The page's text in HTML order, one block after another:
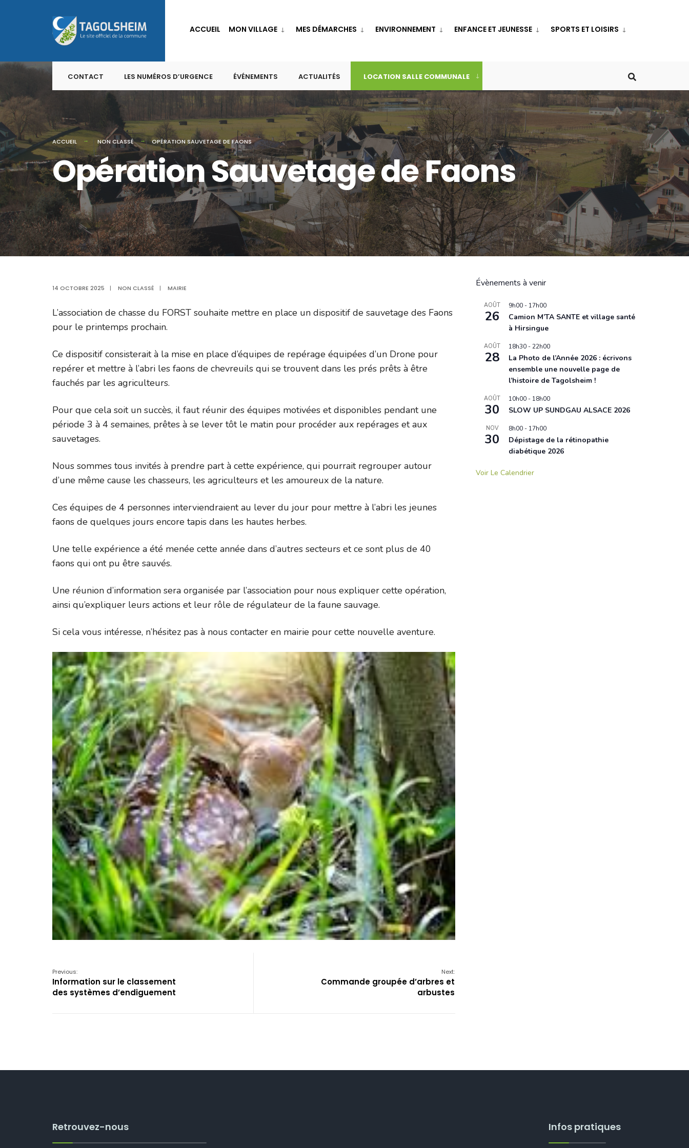
to
content
ACCUEIL MON VILLAGE MES DÉMARCHES ENVIRONNEMENT ENFANCE ET JEUNESSE SPORTS ET LOISIRS
CONTACT LES NUMÉROS D’URGENCE ÉVÉNEMENTS ACTUALITÉS LOCATION SALLE COMMUNALE
ACCUEIL NON CLASSÉ OPÉRATION SAUVETAGE DE FAONS
Opération Sauvetage de Faons
14 OCTOBRE 2025 | NON CLASSÉ | MAIRIE
L’association de chasse du FORST souhaite mettre en place un dispositif de sauvetage des Faons
pour le printemps prochain.
Ce dispositif consisterait à la mise en place d’équipes de repérage équipées d’un Drone pour
repérer et mettre à l’abri les faons de chevreuils qui se trouvent dans les prés prêts à être
fauchés par les agriculteurs.
Pour que cela soit un succès, il faut réunir des équipes motivées et disponibles pendant une
période 3 à 4 semaines, prêtes à se lever tôt le matin pour procéder aux repérages et aux
sauvetages.
Nous sommes tous invités à prendre part à cette expérience, qui pourrait regrouper autour
d’une même cause les chasseurs, les agriculteurs et les amoureux de la nature.
Ces équipes de 4 personnes interviendraient au lever du jour pour mettre à l’abri les jeunes
faons de quelques jours encore tapis dans les hautes herbes.
Une telle expérience a été menée cette année dans d’autres secteurs et ce sont plus de 40
faons qui ont pu être sauvés.
Une réunion d’information sera organisée par l’association pour nous expliquer cette opération,
ainsi qu’expliquer leurs actions et leur rôle de régulateur de la faune sauvage.
Si cela vous intéresse, n’hésitez pas à nous contacter en mairie pour cette nouvelle aventure.
Previous:
Information sur le classement
des systèmes d’endiguement
Next:
Commande groupée d’arbres et
arbustes
Évènements à venir
AOÛT
26
9h00 - 17h00
Camion M’TA SANTE et village santé
à Hirsingue
AOÛT
28
18h30 -22h00
La Photo de l’Année 2026 : écrivons
ensemble une nouvelle page de
l’histoire de Tagolsheim !
AOÛT
30
10h00 - 18h00
SLOW UP SUNDGAU ALSACE 2026
NOV
30
8h00 - 17h00
Dépistage de la rétinopathie
diabétique 2026
Voir Le Calendrier
Retrouvez-nous Infos pratiques